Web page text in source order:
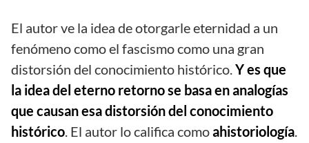
El autor ve la idea de otorgarle eternidad a un
fenómeno como el fascismo como una gran
distorsión del conocimiento histórico.Y es que
la idea del eterno retorno se basa en analogías
que causan esa distorsión del conocimiento
histórico. El autor lo califica comoahistoriología.